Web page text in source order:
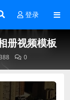
登录
册视频模板
0